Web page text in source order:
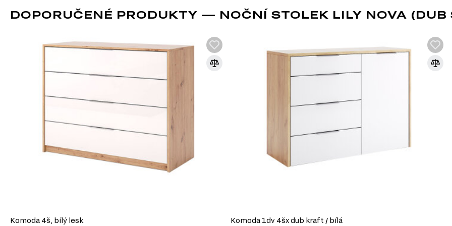
ROLOVACÍ VEDENÍ
Kolejničkové vedení jsou speciální
pohyb nábytkových prvků, jako jsou
na základě kovových lišt vybavených
klouzání pohyblivých částí.
Jednoduchost konstrukce: Skládají se ze
a vnitřní (upevňuje se na zásuvku). Mezi nimi
Materiály: Obvykle jsou vyráběna z oceli
Snadná instalace: Kolejničkové vedení je
Nosnost: Mají omezenou nosnost (obvykle
DOPORUČENÉ PRODUKTY — NOČNÍ STOLEK LILY NOVA
Komoda 4š, bílý lesk Komoda 1dv 4šx dub kraft / bílá